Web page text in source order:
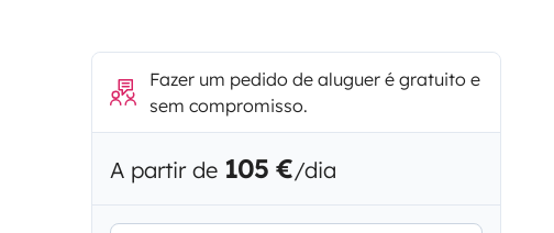
Fazer um pedido de aluguer é gratuito e
sem compromisso.
A partir de 105 €/dia